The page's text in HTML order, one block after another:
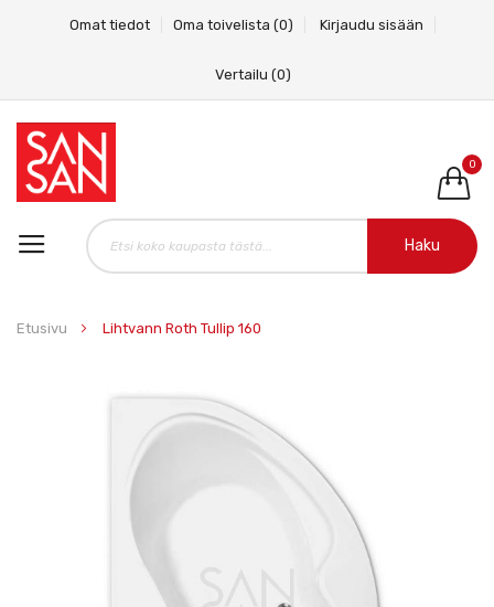
Omat tiedot Oma toivelista (0) Kirjaudu sisään
Vertailu (0)
0
Haku
Etusivu Lihtvann Roth Tullip 160